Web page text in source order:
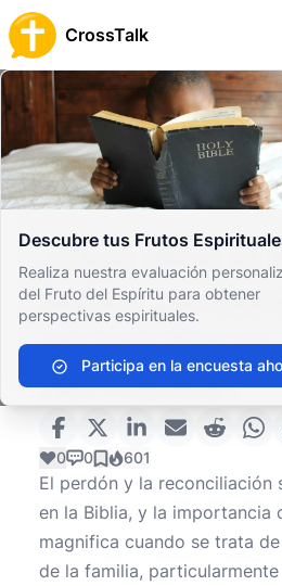
CrossTalk
Descubre tus Frutos
Realiza nuestra evaluación
del Fruto del Espíritu para obtener
perspectivas espirituales.
Participa en la encuesta
Inicio
Archivo de Preguntas
Vida Cristiana
Familia y Comunidad
¿Qué dice la Biblia sobre
¿Qué dice la
sobre
hermanos?
0 0 601
El perdón y la reconciliación
en la Biblia, y la importancia
magnifica cuando se trata
de la familia,